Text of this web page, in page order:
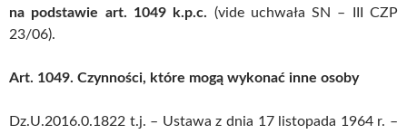
na podstawie art. 1049 k.p.c. (vide uchwała SN – III CZP
23/06).
Art. 1049. Czynności, które mogą wykonać inne osoby
Dz.U.2016.0.1822 t.j. – Ustawa z dnia 17 listopada 1964 r. –